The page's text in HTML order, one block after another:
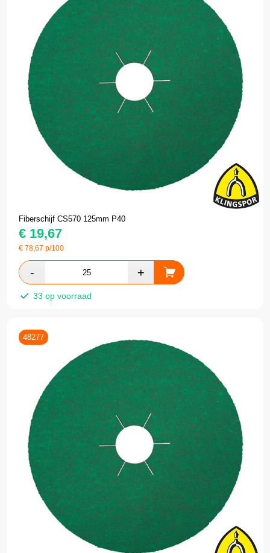
Fiberschijf CS570 125mm P40
€ 19,67
€78,67 p/100
33 op voorraad
48277